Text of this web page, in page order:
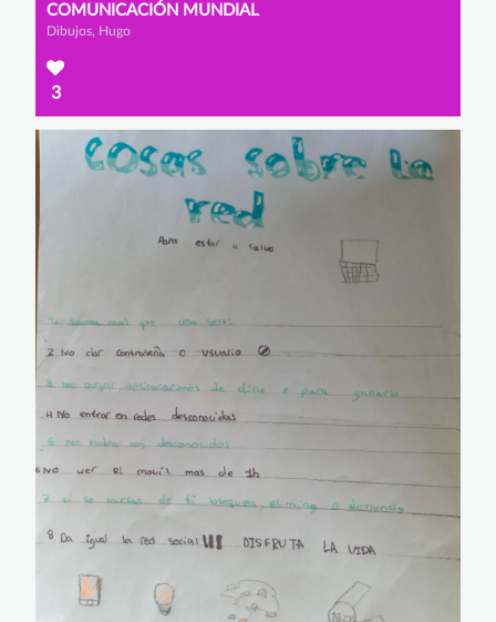
COMUNICACIÓN MUNDIAL
Dibujos, Hugo
3